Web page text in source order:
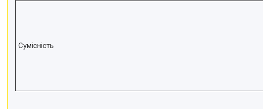
Сумісність